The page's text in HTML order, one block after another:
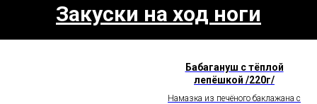
Закуски на ход ноги
Бабагануш с тёплой
лепёшкой /220г/
Намазка из печёного баклажана с